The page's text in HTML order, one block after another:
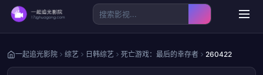
一起追光影院 综艺 日韩综艺 死亡游戏：最后的幸存者 260422